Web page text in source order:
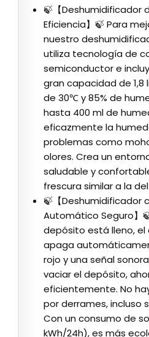
🍃【Deshumidificador
Eficiencia】🍃 Para
nuestro
utiliza tecnología de
semiconductor e
gran capacidad de 1,8
de 30℃ y 85% de
hasta 400 ml de
eficazmente la
problemas como
olores. Crea un
saludable y
frescura similar a la
🍃【Deshumidificador
Automático Seguro】
depósito está lleno, el
apaga
rojo y una señal
vaciar el depósito,
eficientemente. No
por derrames, incluso
Con un consumo de
kWh/24h), es más